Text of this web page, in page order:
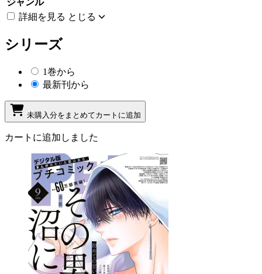
詳細を見る とじる
シリーズ
1巻から
最新刊から
未購入分をまとめてカートに追加
カートに追加しました